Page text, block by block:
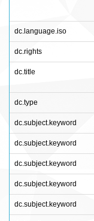
dc.language.iso
dc.rights
dc.title
dc.type
dc.subject.keyword
dc.subject.keyword
dc.subject.keyword
dc.subject.keyword
dc.subject.keyword